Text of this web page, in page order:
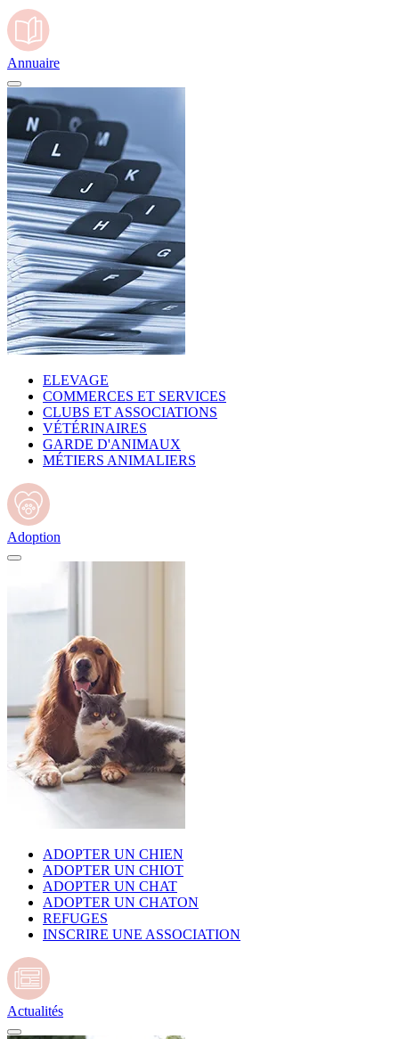
Annuaire
ELEVAGE
COMMERCES ET SERVICES
CLUBS ET ASSOCIATIONS
VÉTÉRINAIRES
GARDE D'ANIMAUX
MÉTIERS ANIMALIERS
Adoption
ADOPTER UN CHIEN
ADOPTER UN CHIOT
ADOPTER UN CHAT
ADOPTER UN CHATON
REFUGES
INSCRIRE UNE ASSOCIATION
Actualités